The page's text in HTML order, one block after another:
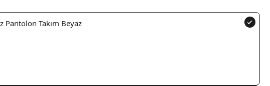
Pantolon Takım Beyaz